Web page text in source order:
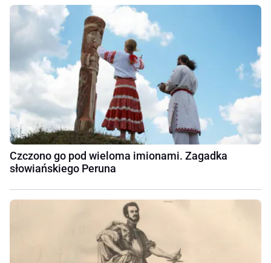
Czczono go pod wieloma imionami. Zagadka
słowiańskiego Peruna